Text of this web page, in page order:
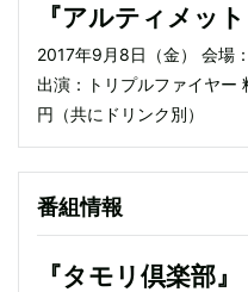
『アルティメッ
2017年9月8日（金） 会場
出演：トリプルファイヤ
円（共にドリンク別）
番組情報
『タモリ倶楽部』